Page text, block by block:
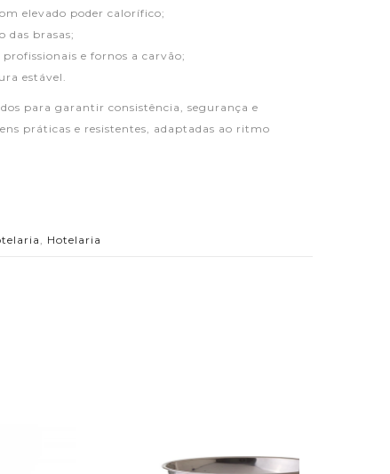
elevado poder calorífico;
das brasas;
e fornos a carvão;
estável.
para garantir consistência, segurança e
práticas e resistentes, adaptadas ao ritmo
, Hotelaria